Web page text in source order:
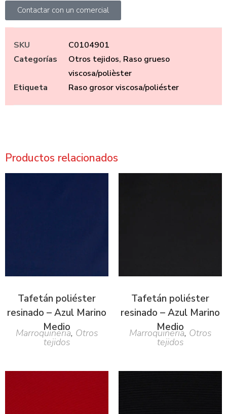
Contactar con un comercial
SKU
C0104901
Categorías
Otros tejidos, Raso grueso
viscosa/polièster
Etiqueta
Raso grosor viscosa/poliéster
Productos relacionados
Tafetán poliéster
resinado – Azul Marino
Medio
Marroquineria, Otros
tejidos
Tafetán poliéster
resinado – Azul Marino
Medio
Marroquineria, Otros
tejidos